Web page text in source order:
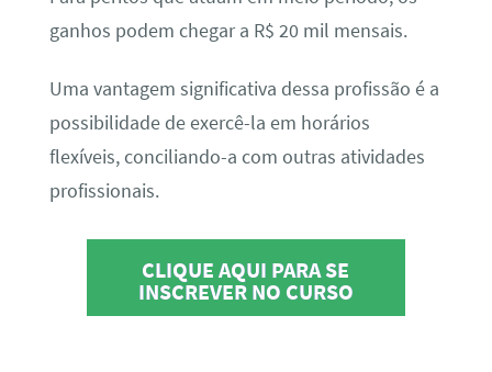
ganhos podem chegar a R$ 20 mil mensais.
Uma vantagem significativa dessa profissão é a
possibilidade de exercê-la em horários
flexíveis, conciliando-a com outras atividades
profissionais.
CLIQUE AQUI PARA SE
INSCREVER NO CURSO